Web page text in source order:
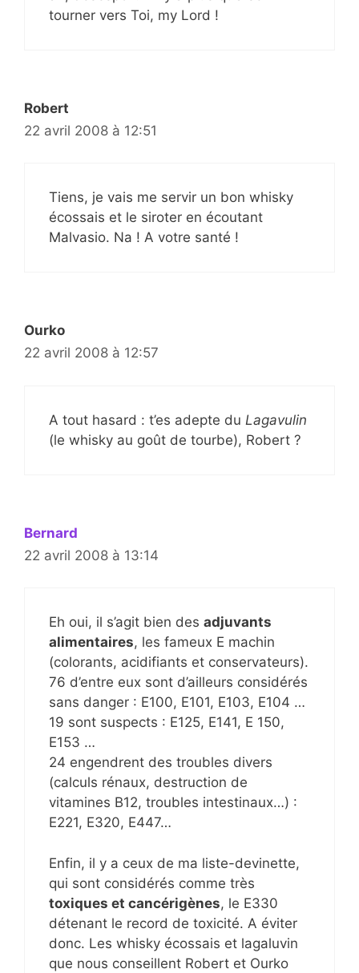
tourner vers Toi, my Lord !
Robert
22 avril 2008 à 12:51
Tiens, je vais me servir un bon whisky
écossais et le siroter en écoutant
Malvasio. Na ! A votre santé !
Ourko
22 avril 2008 à 12:57
A tout hasard : t’es adepte du Lagavulin
(le whisky au goût de tourbe), Robert ?
Bernard
22 avril 2008 à 13:14
Eh oui, il s’agit bien des adjuvants
alimentaires, les fameux E machin
(colorants, acidifiants et conservateurs).
76 d’entre eux sont d’ailleurs considérés
sans danger : E100, E101, E103, E104 …
19 sont suspects : E125, E141, E 150,
E153 …
24 engendrent des troubles divers
(calculs rénaux, destruction de
vitamines B12, troubles intestinaux…) :
E221, E320, E447…
Enfin, il y a ceux de ma liste-devinette,
qui sont considérés comme très
toxiques et cancérigènes, le E330
détenant le record de toxicité. A éviter
donc. Les whisky écossais et lagaluvin
que nous conseillent Robert et Ourko